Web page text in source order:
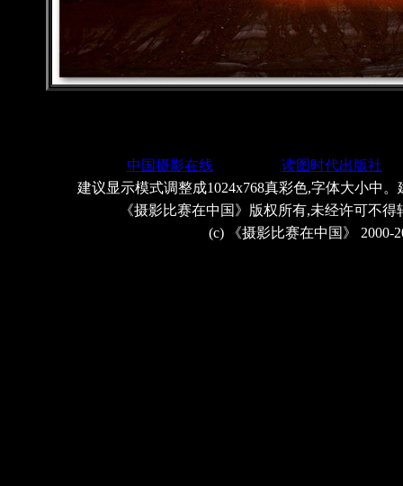
中国摄影在线
读图时代出版社
建议显示模式调整成1024x768真彩色,字体大小中
《摄影比赛在中国》版权所有,未经许可不
(c) 《摄影比赛在中国》 2000-